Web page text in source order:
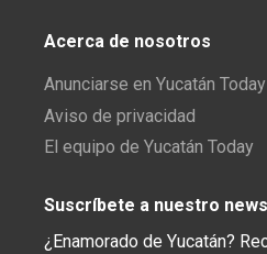
Acerca de nosotros
Anunciarse en Yucatán Today
Aviso de privacidad
El equipo de Yucatán Today
Suscríbete a nuestro
¿Enamorado de Yucatán?